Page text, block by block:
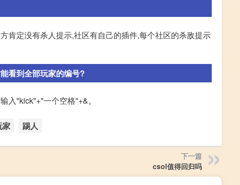
肯定没有杀人提示,社区有自己的插件,每个社区的杀敌提示
看到全部玩家的编号?
入"kick"+"一个空格"+&。
家 踢人
下一篇
csol值得回归吗